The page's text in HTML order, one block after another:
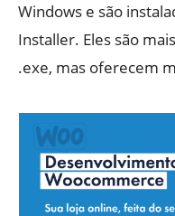
Windows e são
Installer. Eles são
.exe, mas oferecem